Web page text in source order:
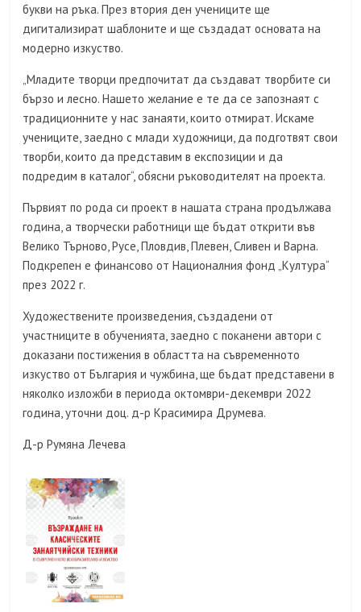
букви на ръка. През втория ден учениците ще
дигитализират шаблоните и ще създадат основата на
модерно изкуство.
„Младите творци предпочитат да създават творбите си
бързо и лесно. Нашето желание е те да се запознаят с
традиционните у нас занаяти, които отмират. Искаме
учениците, заедно с млади художници, да подготвят свои
творби, които да представим в експозиции и да
подредим в каталог“, обясни ръководителят на проекта.
Първият по рода си проект в нашата страна продължава
година, а творчески работници ще бъдат открити във
Велико Търново, Русе, Пловдив, Плевен, Сливен и Варна.
Подкрепен е финансово от Националния фонд „Култура“
през 2022 г.
Художествените произведения, създадени от
участниците в обученията, заедно с поканени автори с
доказани постижения в областта на съвременното
изкуство от България и чужбина, ще бъдат представени в
няколко изложби в периода октомври-декември 2022
година, уточни доц. д-р Красимира Друмева.
Д-р Румяна Лечева